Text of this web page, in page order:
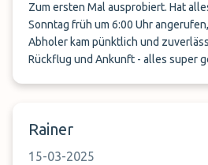
Zum ersten Mal ausprobiert. Hat
Sonntag früh um 6:00 Uhr
Abholer kam pünktlich und
Rückflug und Ankunft - alles super
Rainer
15-03-2025